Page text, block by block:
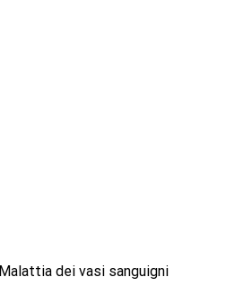
Malattia dei vasi sanguigni